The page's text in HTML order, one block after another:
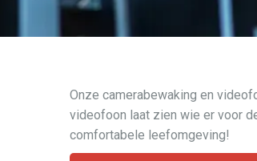
Onze camerabewaking en
videofoon laat zien wie er voor
comfortabele leefomgeving!